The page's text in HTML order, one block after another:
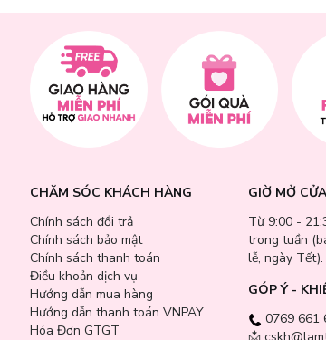
CHĂM SÓC KHÁCH HÀNG
Chính sách đổi trả
Chính sách bảo mật
Chính sách thanh toán
Điều khoản dịch vụ
Hướng dẫn mua hàng
Hướng dẫn thanh toán VNPAY
Hóa Đơn GTGT
GIỜ MỞ CỬA
Từ 9:00 -
trong tuần
lễ, ngày Tết).
GÓP Ý -
0769 661